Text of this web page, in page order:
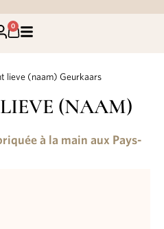
0
lieve (naam) Geurkaars
(NAAM)
à la main aux Pays-